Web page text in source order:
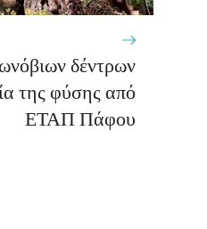
δέντρων
της φύσης από
ΕΤΑΠ Πάφου